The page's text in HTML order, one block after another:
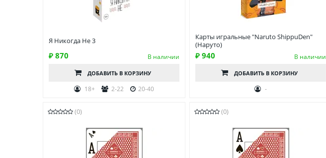
Я Никогда Не 3
₽ 870 В наличии
ДОБАВИТЬ В КОРЗИНУ
18+ 2-22 20-40
Карты игральные "Naruto ShippuDen"
(Наруто)
₽ 940 В наличии
ДОБАВИТЬ В КОРЗИНУ
-
(0) (0)